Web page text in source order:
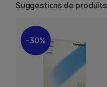
Suggestions de produits
30%